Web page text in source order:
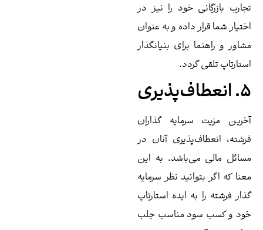
بازرگانی خود را نیز در
شما قرار داده و به عنوان
و راهنما برای بنیانگذار
تلقی گردد.
مزیت سرمایه‌ گذاران
انعطاف‌پذیری آنان در
مالی می‌باشد. به این
که اگر بتوانید نظر سرمایه
فرشته را به ایده استارتاپ
و کسب سود مناسب جلب